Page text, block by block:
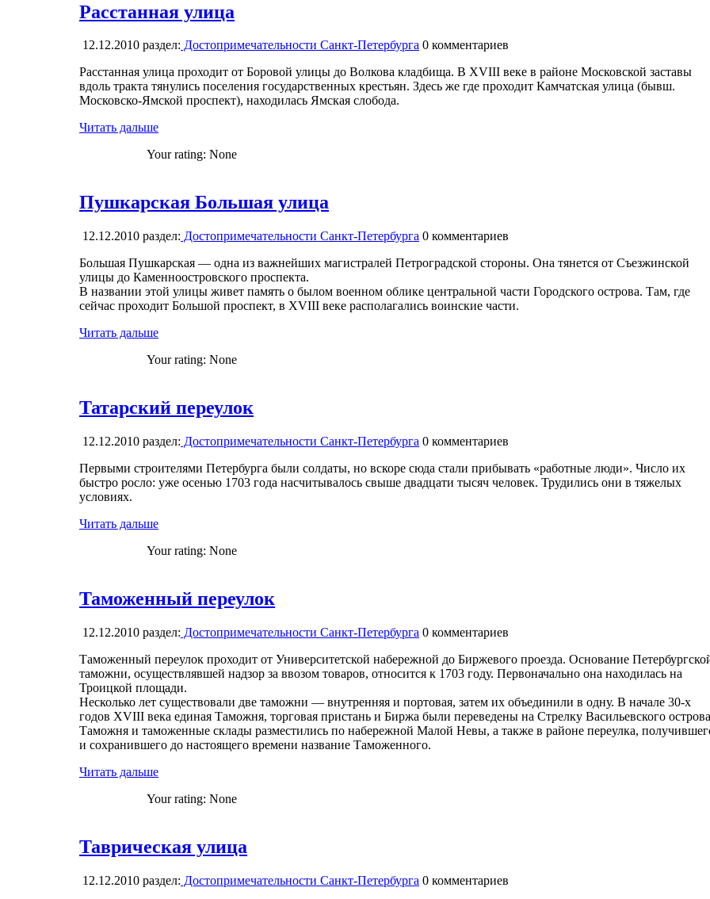
Расстанная улица
12.12.2010 раздел: Достопримечательности Санкт-Петербурга 0 комментариев
Расстанная улица проходит от Боровой улицы до Волкова кладбища. В XVIII веке в районе Московской заставы
вдоль тракта тянулись поселения государственных крестьян. Здесь же где проходит Камчатская улица (бывш.
Московско-Ямской проспект), находилась Ямская слобода.
Читать дальше
Your rating: None
Пушкарская Большая улица
12.12.2010 раздел: Достопримечательности Санкт-Петербурга 0 комментариев
Большая Пушкарская — одна из важнейших магистралей Петроградской стороны. Она тянется от Съезжинской
улицы до Каменноостровского проспекта.
В названии этой улицы живет память о былом военном облике центральной части Городского острова. Там, где
сейчас проходит Большой проспект, в XVIII веке располагались воинские части.
Читать дальше
Your rating: None
Татарский переулок
12.12.2010 раздел: Достопримечательности Санкт-Петербурга 0 комментариев
Первыми строителями Петербурга были солдаты, но вскоре сюда стали прибывать «работные люди». Число их
быстро росло: уже осенью 1703 года насчитывалось свыше двадцати тысяч человек. Трудились они в тяжелых
условиях.
Читать дальше
Your rating: None
Таможенный переулок
12.12.2010 раздел: Достопримечательности Санкт-Петербурга 0 комментариев
Таможенный переулок проходит от Университетской набережной до Биржевого проезда. Основание
таможни, осуществлявшей надзор за ввозом товаров, относится к 1703 году. Первоначально она находилась на
Троицкой площади.
Несколько лет существовали две таможни — внутренняя и портовая, затем их объединили в одну. В начале 30-х
годов XVIII века единая Таможня, торговая пристань и Биржа были переведены на Стрелку Васильевского острова
Таможня и таможенные склады разместились по набережной Малой Невы, а также в районе переулка,
и сохранившего до настоящего времени название Таможенного.
Читать дальше
Your rating: None
Таврическая улица
12.12.2010 раздел: Достопримечательности Санкт-Петербурга 0 комментариев